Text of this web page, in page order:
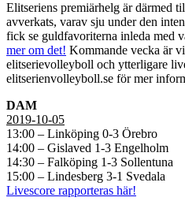
Elitseriens premiärhelg är därmed
avverkats, varav sju under den
fick se guldfavoriterna inleda med
mer om det! Kommande vecka är
elitserievolleyboll och ytterligare
elitserienvolleyboll.se för mer
DAM
2019-10-05
13:00 – Linköping 0-3 Örebro
14:00 – Gislaved 1-3 Engelholm
14:30 – Falköping 1-3 Sollentuna
15:00 – Lindesberg 3-1 Svedala
Livescore rapporteras här!